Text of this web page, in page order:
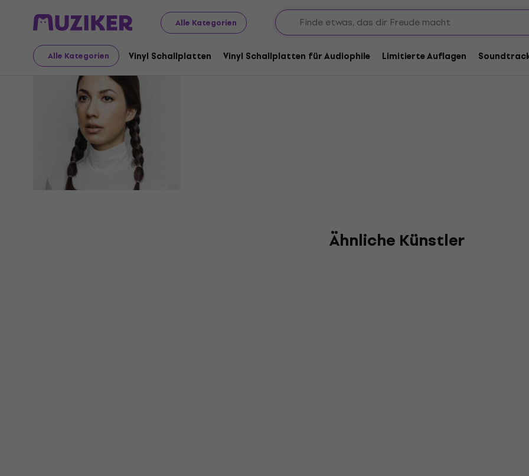
Alle Kategorien
Alle Kategorien Vinyl Schallplatten Vinyl Schallplatten für Audiophile Limitierte Auflagen
Emmy The Great
Ähnliche Künstler